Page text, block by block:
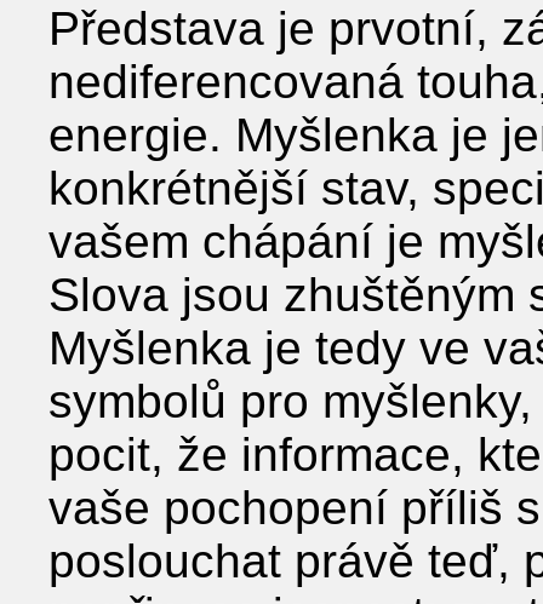
Představa je prvotní,
nediferencovaná
energie. Myšlenka je
konkrétnější stav,
vašem chápání je
Slova jsou zhuštěným
Myšlenka je tedy ve
symbolů pro
pocit, že informace,
vaše pochopení příliš
poslouchat právě teď,